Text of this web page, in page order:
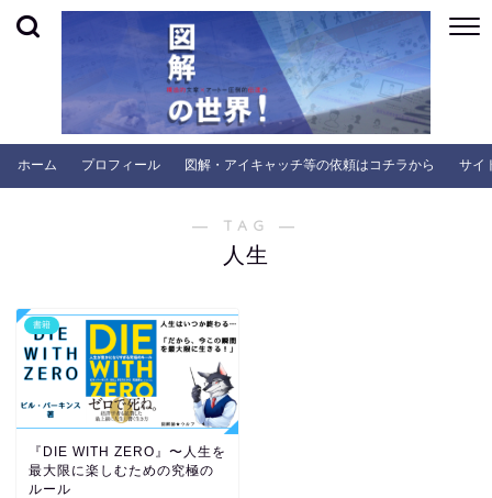
ホーム プロフィール 図解・アイキャッチ等の依頼はコチラから サイ
― TAG ―
人生
書籍
『DIE WITH ZERO』〜人生を
最大限に楽しむための究極の
ルール